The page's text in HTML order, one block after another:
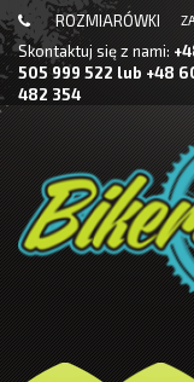
ROZMIARÓWKI
Skontaktuj się z nami:
505 999 522 lub +48
482 354